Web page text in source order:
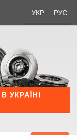
УКР РУС
УКРАЇНІ